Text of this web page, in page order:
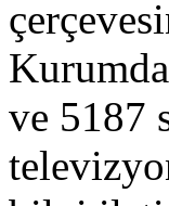
ve 5187